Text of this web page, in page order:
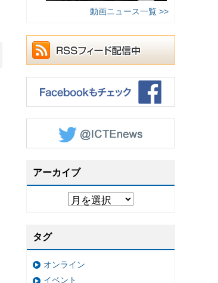
動画ニュース一覧 >>
アーカイブ
タグ
オンライン
イベント